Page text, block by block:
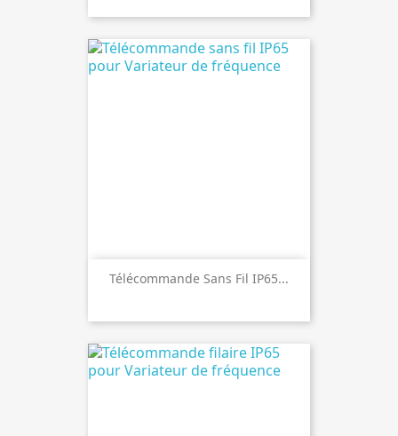
Télécommande Sans Fil IP65...